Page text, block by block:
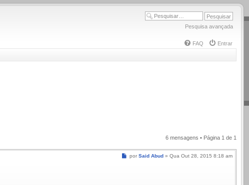
Pesquisa avançada
FAQ
Entrar
6 mensagens • Página 1 de 1
Mensagem
por Said Abud » Qua Out 28, 2015 8:18 am